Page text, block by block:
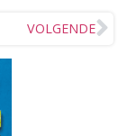
VOLGENDE